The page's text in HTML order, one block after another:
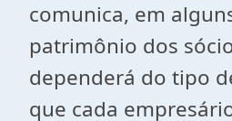
comunica, em
patrimônio dos
dependerá do tipo
que cada